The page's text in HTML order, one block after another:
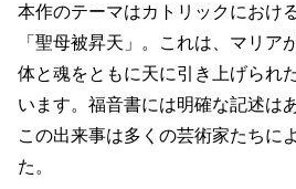
本作のテーマはカトリックにおけ
「聖母被昇天」。これは、マリア
体と魂をともに天に引き上げられ
います。福音書には明確な記述は
この出来事は多くの芸術家たちに
た。